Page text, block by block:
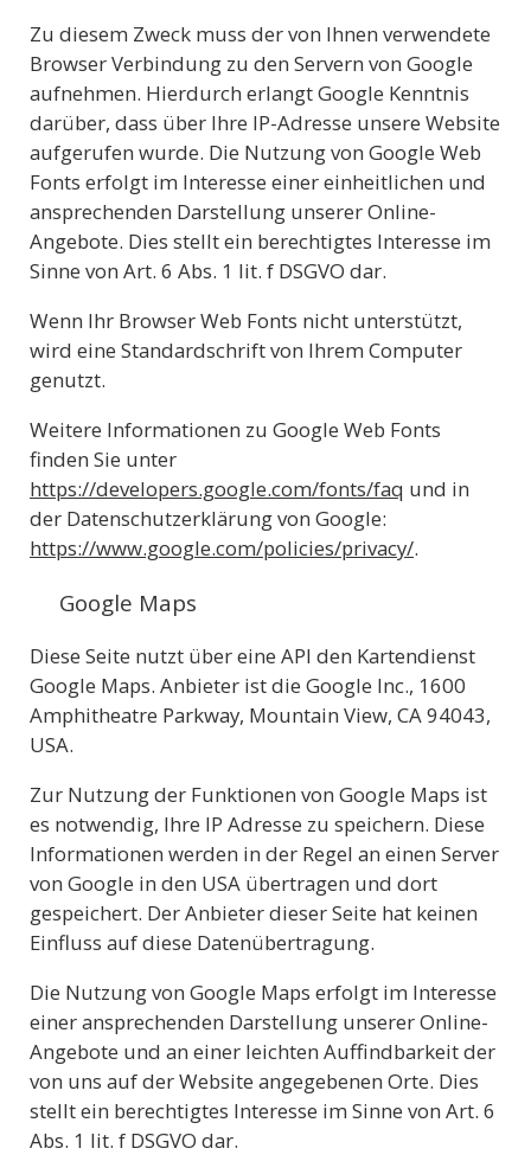
Zu diesem Zweck muss der von Ihnen verwendete
Browser Verbindung zu den Servern von Google
aufnehmen. Hierdurch erlangt Google Kenntnis
darüber, dass über Ihre IP-Adresse unsere Website
aufgerufen wurde. Die Nutzung von Google Web
Fonts erfolgt im Interesse einer einheitlichen und
ansprechenden Darstellung unserer Online-
Angebote. Dies stellt ein berechtigtes Interesse im
Sinne von Art. 6 Abs. 1 lit. f DSGVO dar.
Wenn Ihr Browser Web Fonts nicht unterstützt,
wird eine Standardschrift von Ihrem Computer
genutzt.
Weitere Informationen zu Google Web Fonts
finden Sie unter
https://developers.google.com/fonts/faq und in
der Datenschutzerklärung von Google:
https://www.google.com/policies/privacy/.
Google Maps
Diese Seite nutzt über eine API den Kartendienst
Google Maps. Anbieter ist die Google Inc., 1600
Amphitheatre Parkway, Mountain View, CA 94043,
USA.
Zur Nutzung der Funktionen von Google Maps ist
es notwendig, Ihre IP Adresse zu speichern. Diese
Informationen werden in der Regel an einen Server
von Google in den USA übertragen und dort
gespeichert. Der Anbieter dieser Seite hat keinen
Einfluss auf diese Datenübertragung.
Die Nutzung von Google Maps erfolgt im Interesse
einer ansprechenden Darstellung unserer Online-
Angebote und an einer leichten Auffindbarkeit der
von uns auf der Website angegebenen Orte. Dies
stellt ein berechtigtes Interesse im Sinne von Art. 6
Abs. 1 lit. f DSGVO dar.